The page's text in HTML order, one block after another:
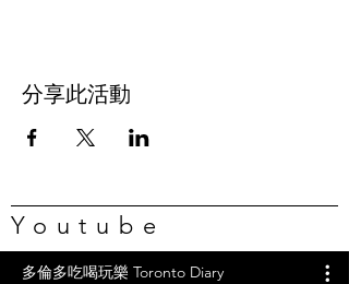
分享此活動
Youtube
多倫多吃喝玩樂 Toronto Diary